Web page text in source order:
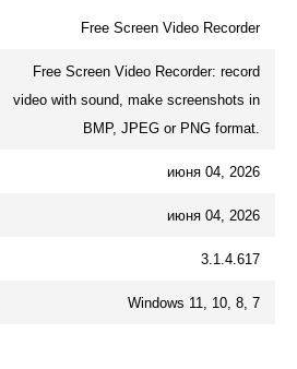
Free Screen Video Recorder
Free Screen Video Recorder: record
video with sound, make screenshots in
BMP, JPEG or PNG format.
июня 04, 2026
июня 04, 2026
3.1.4.617
Windows 11, 10, 8, 7